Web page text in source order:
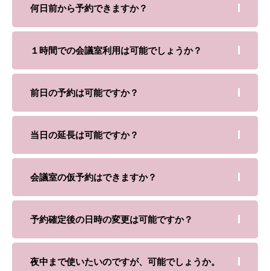
何日前から予約できますか？
１時間での会議室利用は可能でしょうか？
前日の予約は可能ですか？
当日の延長は可能ですか？
会議室の仮予約はできますか？
予約確定後の日時の変更は可能ですか？
夜中まで使いたいのですが、可能でしょうか。